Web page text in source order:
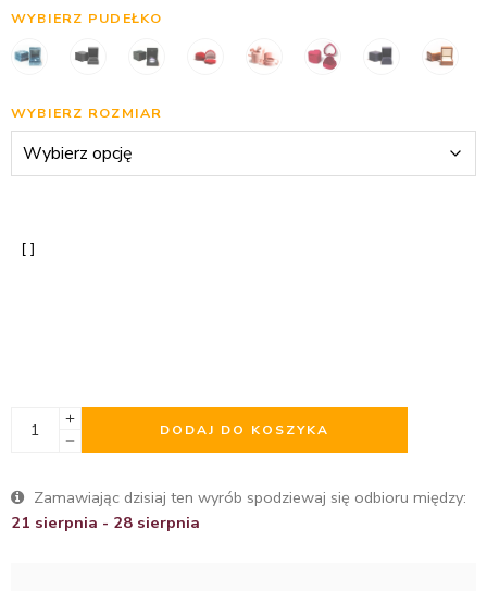
WYBIERZ PUDEŁKO
WYBIERZ ROZMIAR
DODAJ DO KOSZYKA
Zamawiając dzisiaj ten wyrób spodziewaj się odbioru między:
21 sierpnia - 28 sierpnia